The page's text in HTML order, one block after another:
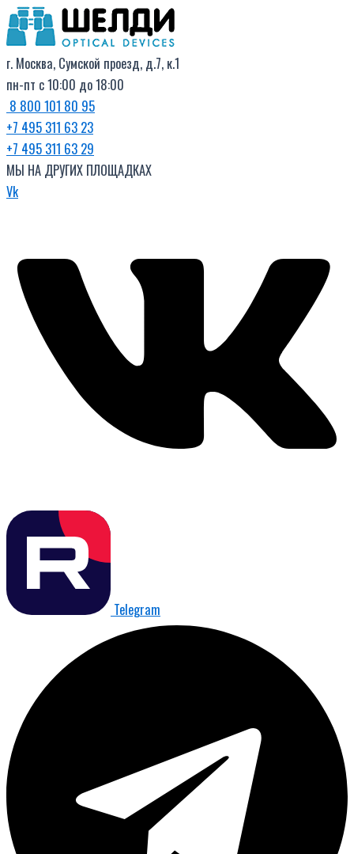
Перейти
к
содержимому
г. Москва, Сумской проезд, д.7, к.1
пн-пт с 10:00 до 18:00
8 800 101 80 95
+7 495 311 63 23
+7 495 311 63 29
МЫ НА ДРУГИХ ПЛОЩАДКАХ
Vk
Telegram
Поиск
товаров